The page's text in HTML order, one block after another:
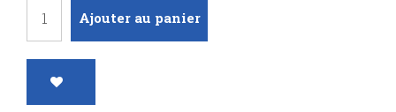
Comptabilité
financière
Ajouter au panier